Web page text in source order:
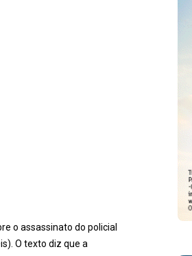
o assassinato do policial
O texto diz que a